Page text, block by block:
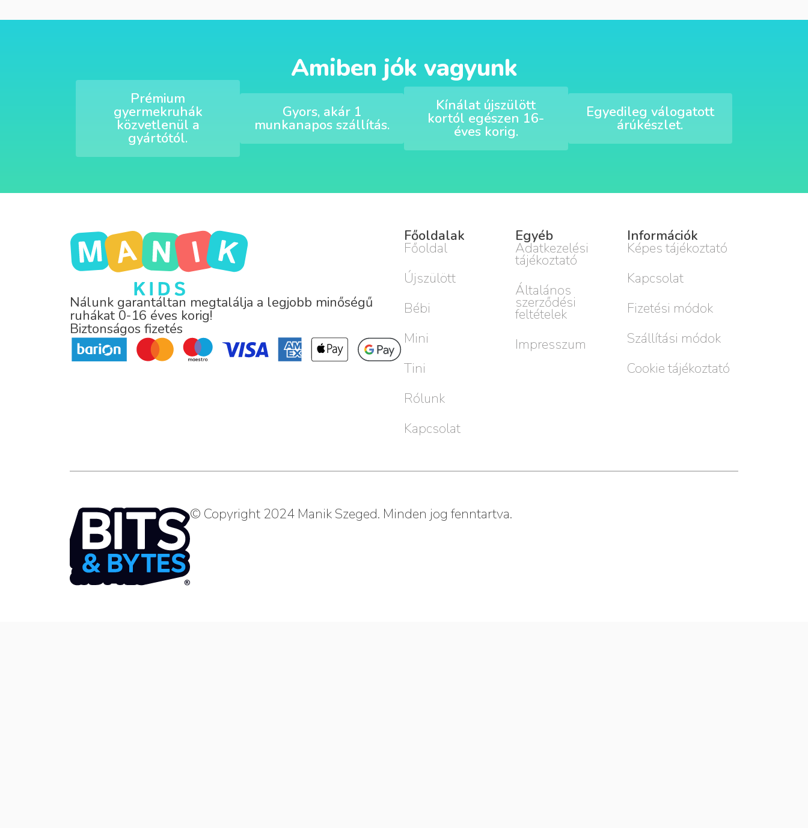
Amiben jók vagyunk
Prémium
gyermekruhák
közvetlenül a
gyártótól.
Gyors, akár 1
munkanapos szállítás.
Kínálat újszülött
kortól egészen 16-
éves korig.
Egyedileg válogatott
árúkészlet.
Nálunk garantáltan megtalálja a legjobb minőségű
ruhákat 0-16 éves korig!
Biztonságos fizetés
Főoldalak
Főoldal
Újszülött
Bébi
Mini
Tini
Rólunk
Kapcsolat
Egyéb
Adatkezelési
tájékoztató
Általános
szerződési
feltételek
Impresszum
Információk
Képes tájékoztató
Kapcsolat
Fizetési módok
Szállítási módok
Cookie tájékoztató
© Copyright 2024 Manik Szeged. Minden jog fenntartva.